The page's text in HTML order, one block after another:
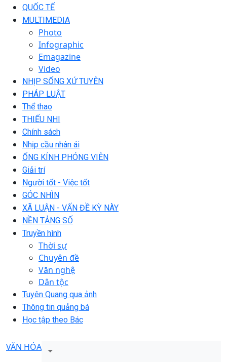
QUỐC TẾ
MULTIMEDIA
Photo
Infographic
Emagazine
Video
NHỊP SỐNG XỨ TUYÊN
PHÁP LUẬT
Thể thao
THIẾU NHI
Chính sách
Nhịp cầu nhân ái
ỐNG KÍNH PHÓNG VIÊN
Giải trí
Người tốt - Việc tốt
GÓC NHÌN
XÃ LUẬN - VẤN ĐỀ KỲ NÀY
NỀN TẢNG SỐ
Truyền hình
Thời sự
Chuyên đề
Văn nghệ
Dân tộc
Tuyên Quang qua ảnh
Thông tin quảng bá
Học tập theo Bác
VĂN HÓA